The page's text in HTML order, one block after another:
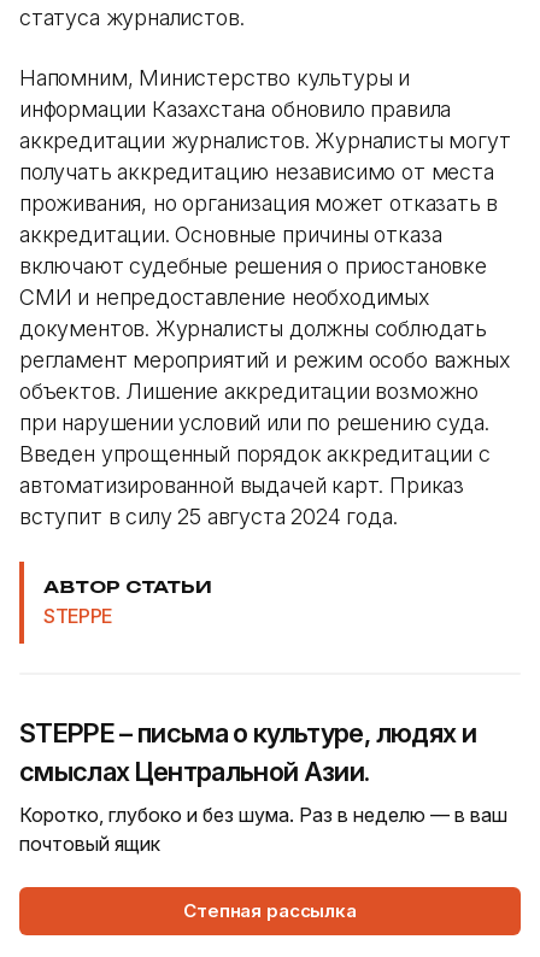
статуса журналистов.
Напомним, Министерство культуры и
информации Казахстана обновило правила
аккредитации журналистов. Журналисты могут
получать аккредитацию независимо от места
проживания, но организация может отказать в
аккредитации. Основные причины отказа
включают судебные решения о приостановке
СМИ и непредоставление необходимых
документов. Журналисты должны соблюдать
регламент мероприятий и режим особо важных
объектов. Лишение аккредитации возможно
при нарушении условий или по решению суда.
Введен упрощенный порядок аккредитации с
автоматизированной выдачей карт. Приказ
вступит в силу 25 августа 2024 года.
АВТОР СТАТЬИ
STEPPE
STEPPE – письма о культуре, людях и
смыслах Центральной Азии.
Коротко, глубоко и без шума. Раз в неделю — в ваш
почтовый ящик
Степная рассылка